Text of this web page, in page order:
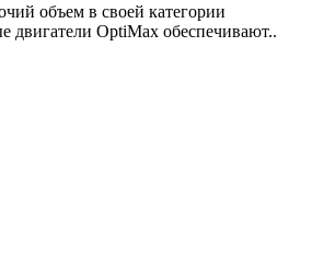
объем в своей категории
двигатели OptiMax обеспечивают..